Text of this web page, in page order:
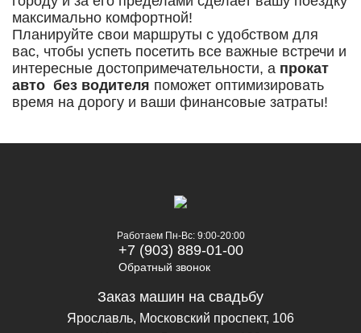
максимально комфортной!
Планируйте свои маршруты с удобством для
вас, чтобы успеть посетить все важные встречи и
интересные достопримечательности, а прокат
авто без водителя поможет оптимизировать
время на дорогу и ваши финансовые затраты!
Работаем Пн-Вс: 9:00-20:00
+7 (903) 889-01-00
Обратный звонок
Заказ машин на свадьбу
Ярославль, Московский проспект, 106